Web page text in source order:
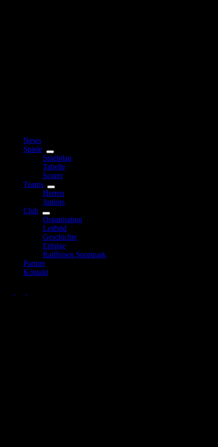
News
Spiele
Spielplan
Tabelle
Scorer
Teams
Herren
Juniors
Club
Organisation
Leitbild
Geschichte
Erfolge
Raiffeisen Sportpark
Partner
Kontakt